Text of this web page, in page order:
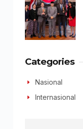
Categories
Nasional
Internasional